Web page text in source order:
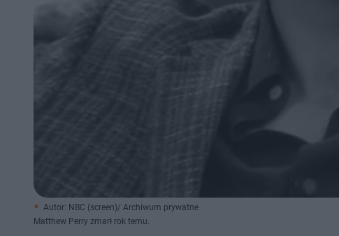
Autor: NBC (screen)/ Archiwum prywatne
Matthew Perry zmarł rok temu.